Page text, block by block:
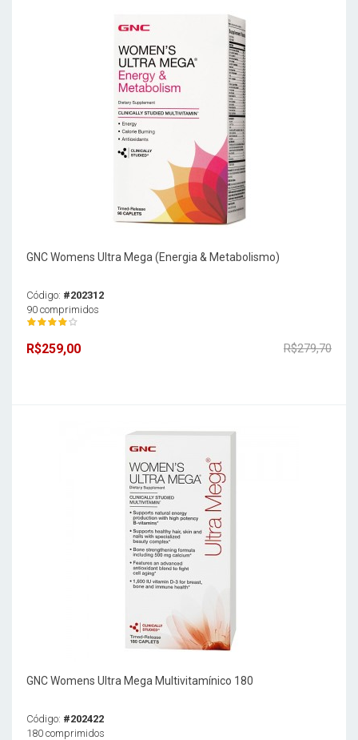
GNC Womens Ultra Mega (Energia & Metabolismo)
Código: #202312
90 comprimidos
R$279,70
R$259,00
GNC Womens Ultra Mega Multivitamínico 180
Código: #202422
180 comprimidos